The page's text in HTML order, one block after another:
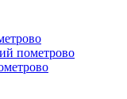
пометрово